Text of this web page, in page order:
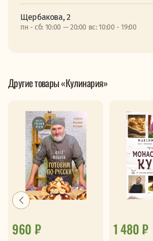
Щербакова, 2
пн - сб: 10:00 — 20:00 вс: 10:00 - 19:00
Другие товары «Кулинария»
960 ₽ 1 480 ₽